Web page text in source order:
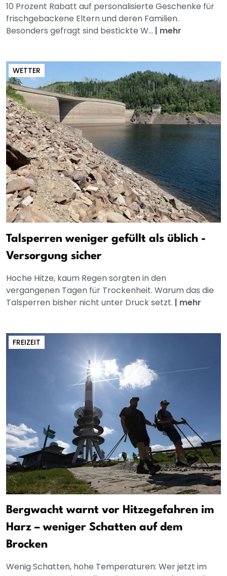
10 Prozent Rabatt auf personalisierte Geschenke für
frischgebackene Eltern und deren Familien.
Besonders gefragt sind bestickte W... | mehr
WETTER
Talsperren weniger gefüllt als üblich -
Versorgung sicher
Hoche Hitze, kaum Regen sorgten in den
vergangenen Tagen für Trockenheit. Warum das die
Talsperren bisher nicht unter Druck setzt. | mehr
FREIZEIT
Bergwacht warnt vor Hitzegefahren im
Harz – weniger Schatten auf dem
Brocken
Wenig Schatten, hohe Temperaturen: Wer jetzt im